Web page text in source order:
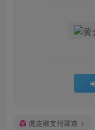
虎皮椒支付渠道